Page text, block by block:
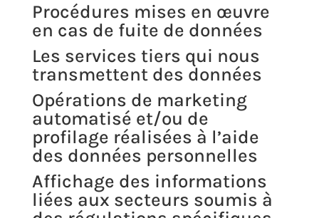
Procédures mises en œuvre
en cas de fuite de données
Les services tiers qui nous
transmettent des données
Opérations de marketing
automatisé et/ou de
profilage réalisées à l’aide
des données personnelles
Affichage des informations
liées aux secteurs soumis à